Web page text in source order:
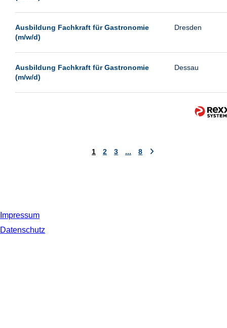
Ausbildung Fachkraft für Gastronomie
(m/w/d)
Dresden
Ausbildung Fachkraft für Gastronomie
(m/w/d)
Dessau
1 2 3 ... 8
Impressum
Datenschutz